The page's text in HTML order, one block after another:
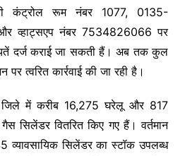
कंट्रोल रूम नंबर 1077, 0135-
व्हाट्सएप नंबर 7534826066 पर
दर्ज कराई जा सकती हैं। अब तक कुल
त्वरित कार्रवाई की जा रही है।
में करीब 16,275 घरेलू और 817
सिलेंडर वितरित किए गए हैं। वर्तमान
सिलेंडर का स्टॉक उपलब्ध